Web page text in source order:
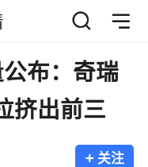
布：奇瑞
挤出前三
+ 关注